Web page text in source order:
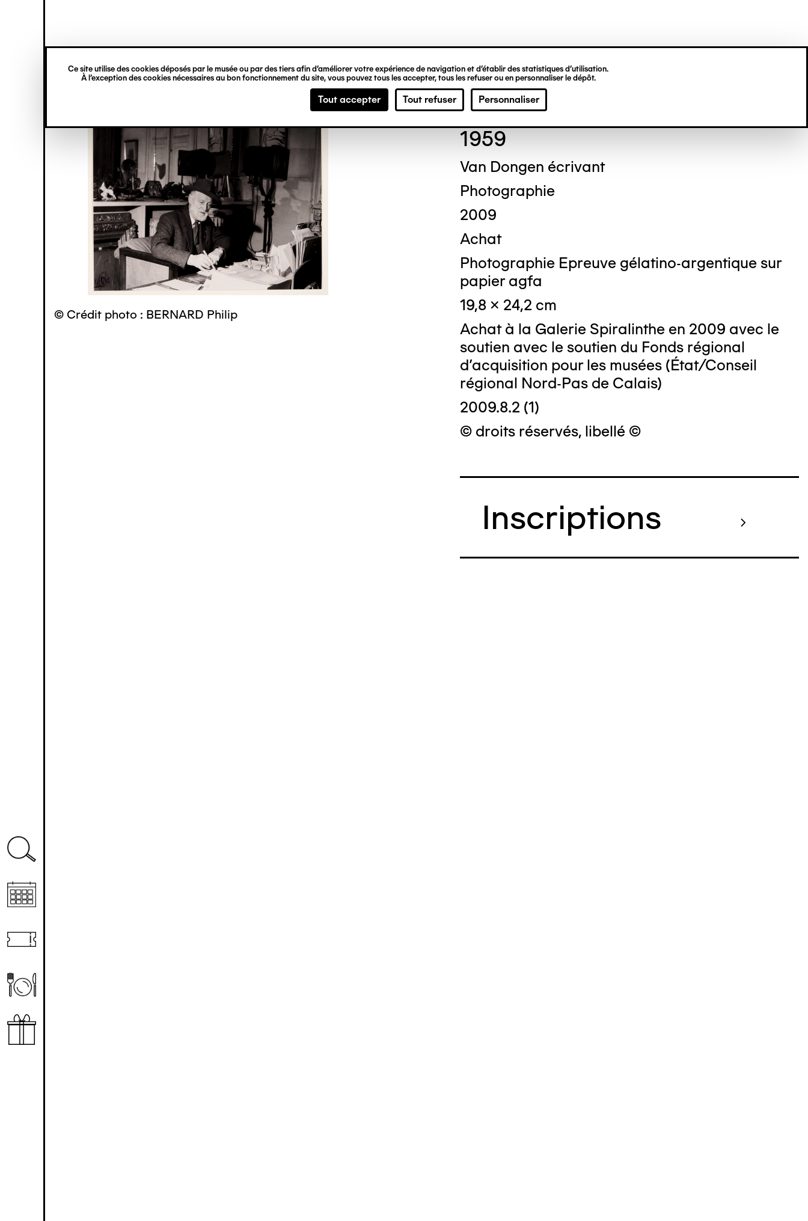
Ce site utilise des cookies déposés par le musée ou par des tiers afin d’améliorer votre expérience de navigation et d’établir des statistiques d’utilisation.
À l’exception des cookies nécessaires au bon fonctionnement du site, vous pouvez tous les accepter, tous les refuser ou en personnaliser le dépôt.
Tout accepter Tout refuser Personnaliser
principal
verticale
© Crédit photo : BERNARD Philip
Cor DEKKINGA
1959
Van Dongen écrivant
Photographie
2009
Achat
Photographie Epreuve gélatino-argentique sur
papier agfa
19,8 x 24,2 cm
Achat à la Galerie Spiralinthe en 2009 avec le
soutien avec le soutien du Fonds régional
d'acquisition pour les musées (État/Conseil
régional Nord-Pas de Calais)
2009.8.2 (1)
© droits réservés, libellé ©
Inscriptions